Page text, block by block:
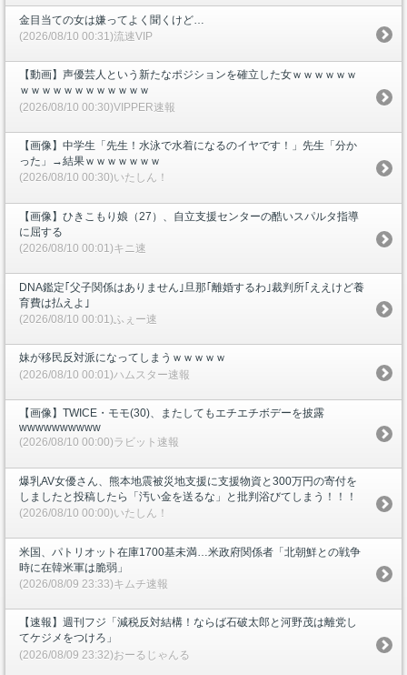
金目当ての女は嫌ってよく聞くけど…
(2026/08/10 00:31)流速VIP
【動画】声優芸人という新たなポジションを確立した女ｗｗｗｗｗｗ
ｗｗｗｗｗｗｗｗｗｗｗｗ
(2026/08/10 00:30)VIPPER速報
【画像】中学生「先生！水泳で水着になるのイヤです！」先生「分か
った」→結果ｗｗｗｗｗｗｗ
(2026/08/10 00:30)いたしん！
【画像】ひきこもり娘（27）、自立支援センターの酷いスパルタ指導
に屈する
(2026/08/10 00:01)キニ速
DNA鑑定｢父子関係はありません｣旦那｢離婚するわ｣裁判所｢ええけど養
育費は払えよ｣
(2026/08/10 00:01)ふぇー速
妹が移民反対派になってしまうｗｗｗｗｗ
(2026/08/10 00:01)ハムスター速報
【画像】TWICE・モモ(30)、またしてもエチエチボデーを披露
wwwwwwwwww
(2026/08/10 00:00)ラビット速報
爆乳AV女優さん、熊本地震被災地支援に支援物資と300万円の寄付を
しましたと投稿したら「汚い金を送るな」と批判浴びてしまう！！！
(2026/08/10 00:00)いたしん！
米国、パトリオット在庫1700基未満…米政府関係者「北朝鮮との戦争
時に在韓米軍は脆弱」
(2026/08/09 23:33)キムチ速報
【速報】週刊フジ「減税反対結構！ならば石破太郎と河野茂は離党し
てケジメをつけろ」
(2026/08/09 23:32)おーるじゃんる